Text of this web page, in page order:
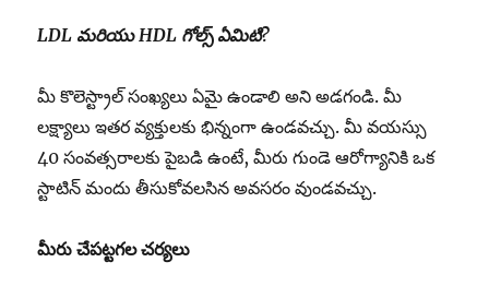
LDL మరియుHDL గోల్స్ ఏమిటి?
మీ కొలెస్ట్రాల్ సంఖ్యలు ఏమై ఉండాలి అని అడగండి. మీ
లక్ష్యాలు ఇతర వ్యక్తులకు భిన్నంగా ఉండవచ్చు. మీ వయస్సు
40 సంవత్సరాలకు పైబడి ఉంటే, మీరు గుండె ఆరోగ్యానికి ఒక
స్టాటిన్ మందు తీసుకోవలసిన అవసరం వుండవచ్చు.
మీరు చేపట్టగల చర్యలు